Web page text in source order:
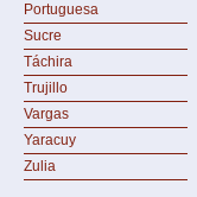
Portuguesa
Sucre
Táchira
Trujillo
Vargas
Yaracuy
Zulia